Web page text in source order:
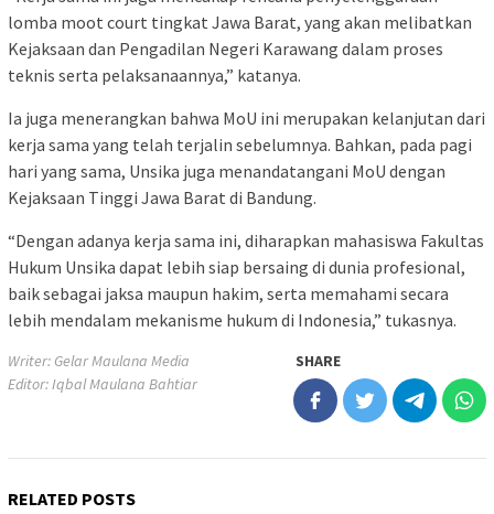
lomba moot court tingkat Jawa Barat, yang akan melibatkan
Kejaksaan dan Pengadilan Negeri Karawang dalam proses
teknis serta pelaksanaannya,” katanya.
Ia juga menerangkan bahwa MoU ini merupakan kelanjutan dari
kerja sama yang telah terjalin sebelumnya. Bahkan, pada pagi
hari yang sama, Unsika juga menandatangani MoU dengan
Kejaksaan Tinggi Jawa Barat di Bandung.
“Dengan adanya kerja sama ini, diharapkan mahasiswa Fakultas
Hukum Unsika dapat lebih siap bersaing di dunia profesional,
baik sebagai jaksa maupun hakim, serta memahami secara
lebih mendalam mekanisme hukum di Indonesia,” tukasnya.
Writer: Gelar Maulana Media
Editor: Iqbal Maulana Bahtiar
SHARE
RELATED POSTS